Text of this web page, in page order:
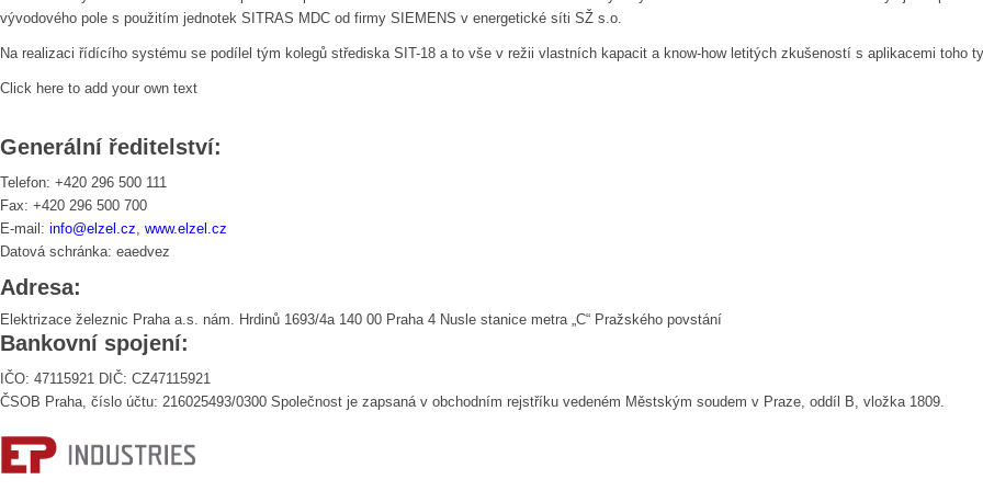
vývodového pole s použitím jednotek SITRAS MDC od firmy SIEMENS v energetické síti SŽ s.o.
Na realizaci řídícího systému se podílel tým kolegů střediska SIT-18 a to vše v režii vlastních kapacit a know-how letitých zkušeností s aplikacemi toho
Click here to add your own text
Generální ředitelství:
Telefon: +420 296 500 111
Fax: +420 296 500 700
E-mail: info@elzel.cz, www.elzel.cz
Datová schránka: eaedvez
Adresa:
Elektrizace železnic Praha a.s. nám. Hrdinů 1693/4a 140 00 Praha 4 Nusle stanice metra „C“ Pražského povstání
Bankovní spojení:
IČO: 47115921 DIČ: CZ47115921
ČSOB Praha, číslo účtu: 216025493/0300 Společnost je zapsaná v obchodním rejstříku vedeném Městským soudem v Praze, oddíl B, vložka 1809.